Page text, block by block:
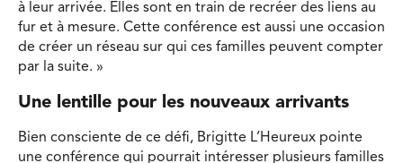
à leur arrivée. Elles sont en train de recréer des liens au
fur et à mesure. Cette conférence est aussi une occasion
de créer un réseau sur qui ces familles peuvent compter
par la suite. »
Une lentille pour les nouveaux arrivants
Bien consciente de ce défi, Brigitte L’Heureux pointe
une conférence qui pourrait intéresser plusieurs familles